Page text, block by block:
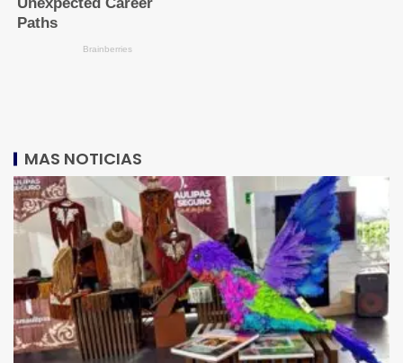
MAS NOTICIAS